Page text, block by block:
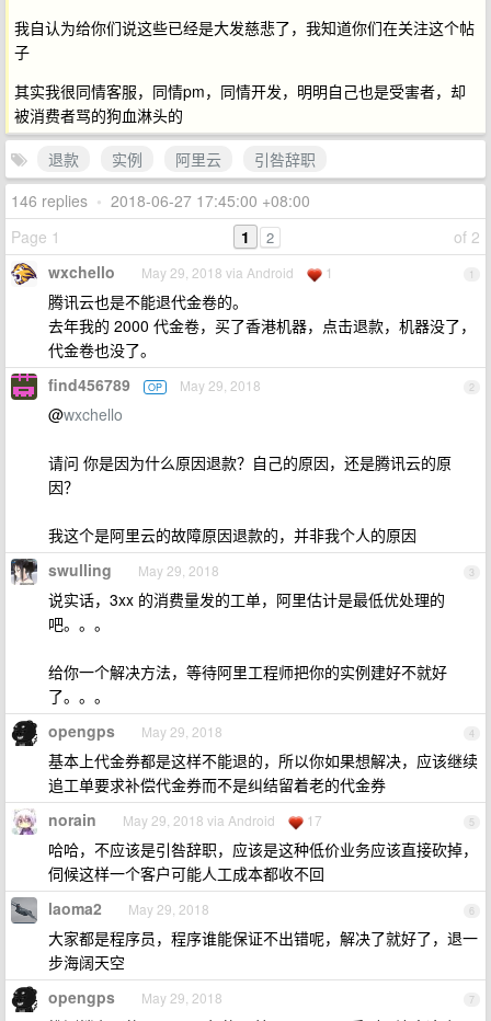
我自认为给你们说这些已经是大发慈悲了，我知道你们在关注这个帖
子
其实我很同情客服，同情pm，同情开发，明明自己也是受害者，却
被消费者骂的狗血淋头的
退款
实例 阿里云
引咎辞职
146 replies • 2018-06-27 17:45:00 +08:00
Page 1
of 2
1 2
1
wxchello May 29, 2018 via Android 1
腾讯云也是不能退代金卷的。
去年我的 2000 代金卷，买了香港机器，点击退款，机器没了，
代金卷也没了。
2
find456789 OP May 29, 2018
@wxchello
请问 你是因为什么原因退款？自己的原因，还是腾讯云的原
因？
我这个是阿里云的故障原因退款的，并非我个人的原因
3
swulling May 29, 2018
说实话，3xx 的消费量发的工单，阿里估计是最低优处理的
吧。。。
给你一个解决方法，等待阿里工程师把你的实例建好不就好
了。。。
4
opengps May 29, 2018
基本上代金券都是这样不能退的，所以你如果想解决，应该继续
追工单要求补偿代金券而不是纠结留着老的代金券
5
norain May 29, 2018 via Android 17
哈哈，不应该是引咎辞职，应该是这种低价业务应该直接砍掉，
伺候这样一个客户可能人工成本都收不回
6
laoma2 May 29, 2018
大家都是程序员，程序谁能保证不出错呢，解决了就好了，退一
步海阔天空
7
opengps May 29, 2018